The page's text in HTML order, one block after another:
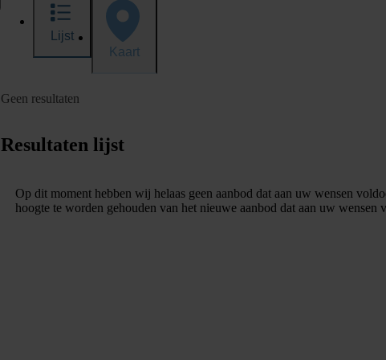
Lijst
Kaart
Geen resultaten
Resultaten lijst
Op dit moment hebben wij helaas geen aanbod dat aan uw wensen
hoogte te worden gehouden van het nieuwe aanbod dat aan uw wensen